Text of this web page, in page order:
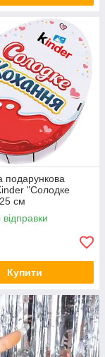
подарункова
"Солодке
см
Купити